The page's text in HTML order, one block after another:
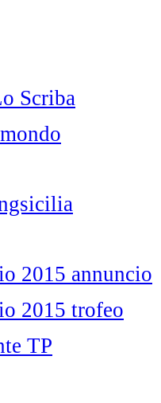
Scriba
2015 annuncio
2015 trofeo
TP